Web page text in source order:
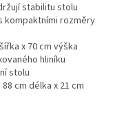
stabilitu stolu
kompaktními rozměry
x 70 cm výška
hliníku
stolu
cm délka x 21 cm